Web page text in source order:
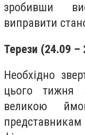
зробивши
виправити
Терези (24.09 –
Необхідно
цього тижня
великою